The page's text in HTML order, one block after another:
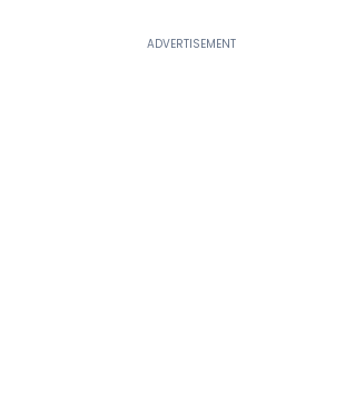
ADVERTISEMENT